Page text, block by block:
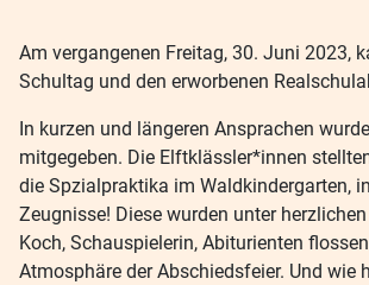
Am vergangenen Freitag, 30. Juni 2023,
Schultag und den erworbenen
In kurzen und längeren Ansprachen
mitgegeben. Die Elftklässler*innen
die Spzialpraktika im Waldkindergarten,
Zeugnisse! Diese wurden unter
Koch, Schauspielerin, Abiturienten
Atmosphäre der Abschiedsfeier. Und wie